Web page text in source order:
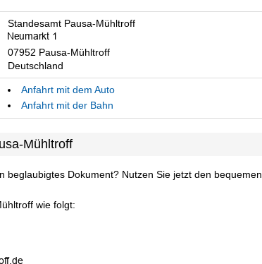
Standesamt Pausa-Mühltroff
07952 Pausa-Mühltroff
Deutschland
Anfahrt mit dem Auto
Anfahrt mit der Bahn
Mühltroff
beglaubigtes Dokument? Nutzen Sie jetzt den bequemen
wie folgt: